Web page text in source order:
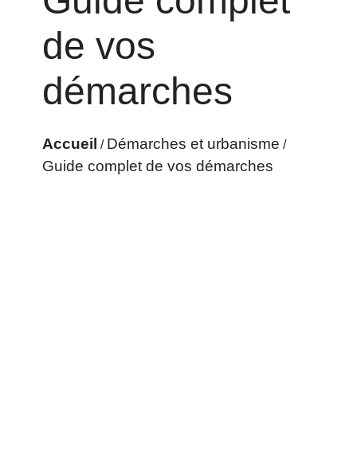
de vos
démarches
Accueil / Démarches et urbanisme /
Guide complet de vos démarches